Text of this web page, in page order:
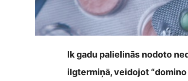
Ik gadu palielinās nodoto
ilgtermiņā, veidojot